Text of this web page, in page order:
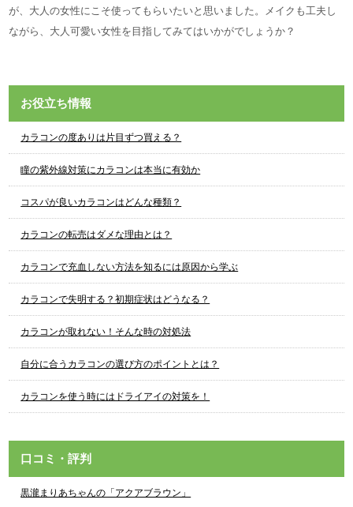
が、大人の女性にこそ使ってもらいたいと思いました。メイクも工夫し
ながら、大人可愛い女性を目指してみてはいかがでしょうか？
お役立ち情報
カラコンの度ありは片目ずつ買える？
瞳の紫外線対策にカラコンは本当に有効か
コスパが良いカラコンはどんな種類？
カラコンの転売はダメな理由とは？
カラコンで充血しない方法を知るには原因から学ぶ
カラコンで失明する？初期症状はどうなる？
カラコンが取れない！そんな時の対処法
自分に合うカラコンの選び方のポイントとは？
カラコンを使う時にはドライアイの対策を！
口コミ・評判
黒瀧まりあちゃんの「アクアブラウン」